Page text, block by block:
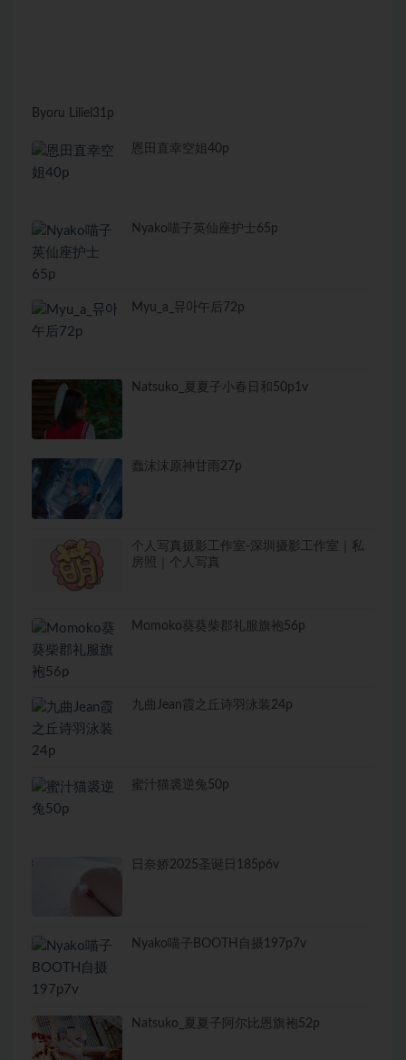
Byoru Liliel31p
恩田直幸空姐40p
Nyako喵子英仙座护士65p
Myu_a_뮤아午后72p
Natsuko_夏夏子小春日和50p1v
蠢沫沫原神甘雨27p
个人写真摄影工作室-深圳摄影工作室｜私
房照｜个人写真
Momoko葵葵柴郡礼服旗袍56p
九曲Jean霞之丘诗羽泳装24p
蜜汁猫裘逆兔50p
日奈娇2025圣诞日185p6v
Nyako喵子BOOTH自摄197p7v
Natsuko_夏夏子阿尔比恩旗袍52p